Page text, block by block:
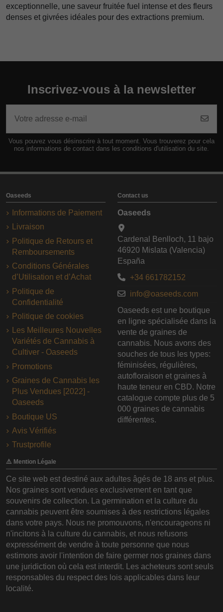
exceptionnelle, une saveur fruitée fuel intense et des fleurs
denses et givrées idéales pour des extractions premium.
Inscrivez-vous à la newsletter
Vous pouvez vous désinscrire à tout moment. Vous trouverez pour cela
nos informations de contact dans les conditions d'utilisation du site.
Oaseeds
Informations de Paiement
Livraison
Politique de Retours et
Remboursements
Conditions Générales
d’Utilisation et d’Achat
Politique de
Confidentialité
Politique de cookies
Les Meilleures Nouvelles
Variétés de Cannabis à
Cultiver - Oaseeds
Promotions
Graines de Cannabis les
Plus Vendues [2022] -
Oaseeds
Boutique US
Avis Vérifiés
Trustprofile
Contact us
Oaseeds
Cardenal Benlloch, 11 bajo
46920 Mislata (Valencia)
España
+34 661782152
info@oaseeds.com
Oaseeds est une boutique
en ligne spécialisée dans la
vente de graines de
cannabis. Nous avons des
souches de tous les types:
féminisées, régulières,
autofloraison et graines à
haute teneur en CBD. Notre
catalogue compte plus de 5
000 graines de cannabis
différentes.
⚠️ Mention Légale
Ce site web est destiné aux adultes âgés de 18 ans et plus.
Nos graines sont vendues exclusivement en tant que
souvenirs de collection. La germination et la culture du
cannabis peuvent être soumises à des restrictions légales
dans votre pays. Nous ne promouvons, n'encourageons ni
n'incitons à la culture du cannabis, et nous refusons
expressément de vendre à toute personne que nous
estimons avoir l'intention de faire germer nos graines dans
une juridiction où cela est interdit. Les acheteurs sont seuls
responsables du respect des lois applicables dans leur
localité.